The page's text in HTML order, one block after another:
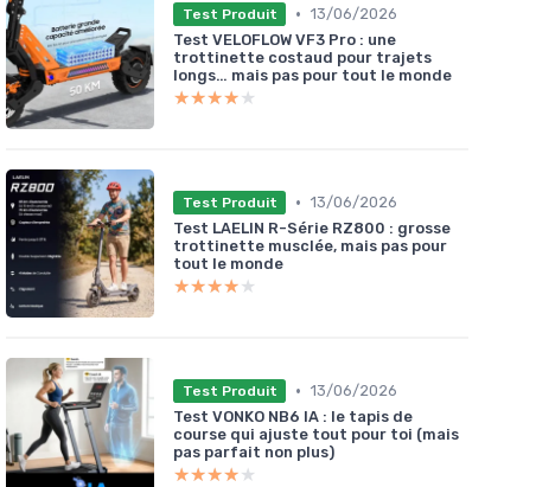
Test Produit • 13/06/2026
Test VELOFLOW VF3 Pro : une
trottinette costaud pour trajets
longs… mais pas pour tout le monde
★★★★★
★★★★★
Test Produit • 13/06/2026
Test LAELIN R-Série RZ800 : grosse
trottinette musclée, mais pas pour
tout le monde
★★★★★
★★★★★
Test Produit • 13/06/2026
Test VONKO NB6 IA : le tapis de
course qui ajuste tout pour toi (mais
pas parfait non plus)
★★★★★
★★★★★